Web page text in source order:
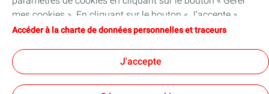
mes cookies ». En cliquant sur le bouton « J’accepte »,
vous acceptez le dépôt de l’ensemble des cookies. Dans le
techniques nécessaires au bon fonctionnement du site
seront utilisés. Pour plus d’informations, vous pouvez
consulter la page « Charte de données personnelles et
Accéder à la charte de données personnelles et traceurs
J'accepte